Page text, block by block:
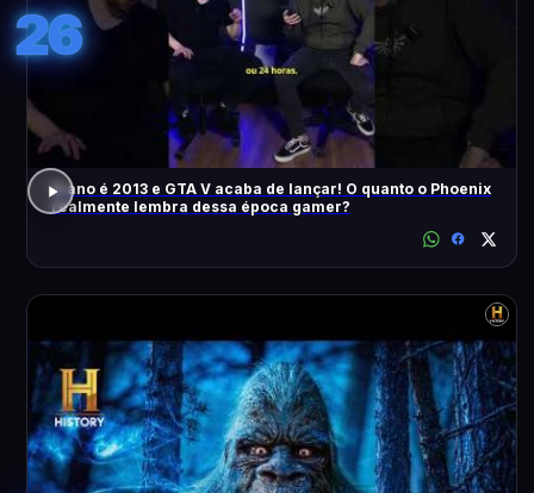
26
O ano é 2013 e GTA V acaba de lançar! O quanto o Phoenix
realmente lembra dessa época gamer?